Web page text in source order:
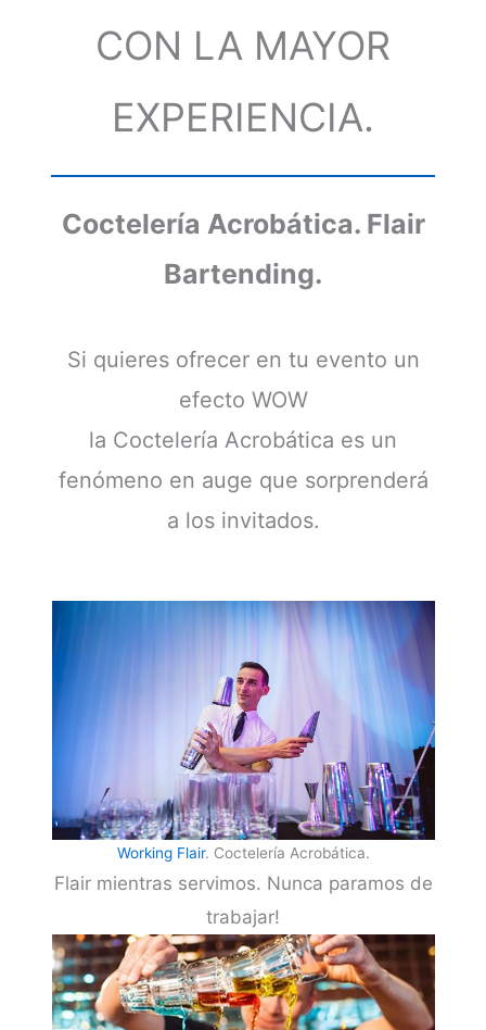
CON LA MAYOR
EXPERIENCIA.
Coctelería Acrobática. Flair
Bartending.
Si quieres ofrecer en tu evento un
efecto WOW
la Coctelería Acrobática es un
fenómeno en auge que sorprenderá
a los invitados.
Working Flair. Coctelería Acrobática.
Flair mientras servimos. Nunca paramos de
trabajar!